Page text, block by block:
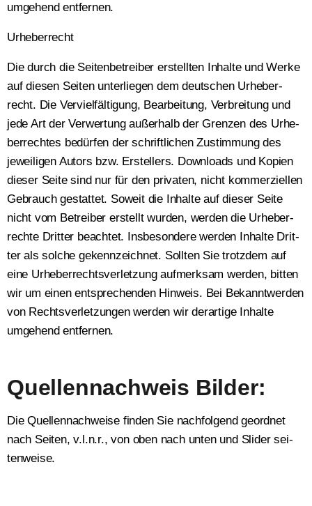
umge­hend ent­fer­nen.
Urhe­ber­recht
Die durch die Sei­ten­be­trei­ber erstell­ten Inhal­te und Wer­ke
auf die­sen Sei­ten unter­lie­gen dem deut­schen Urhe­ber­
recht. Die Ver­viel­fäl­ti­gung, Bear­bei­tung, Ver­brei­tung und
jede Art der Ver­wer­tung außer­halb der Gren­zen des Urhe­
ber­rech­tes bedür­fen der schrift­li­chen Zustim­mung des
jewei­li­gen Autors bzw. Erstel­lers. Down­loads und Kopien
die­ser Sei­te sind nur für den pri­va­ten, nicht kom­mer­zi­el­len
Gebrauch gestat­tet. Soweit die Inhal­te auf die­ser Sei­te
nicht vom Betrei­ber erstellt wur­den, wer­den die Urhe­ber­
rech­te Drit­ter beach­tet. Ins­be­son­de­re wer­den Inhal­te Drit­
ter als sol­che gekenn­zeich­net. Soll­ten Sie trotz­dem auf
eine Urhe­ber­rechts­ver­let­zung auf­merk­sam wer­den, bit­ten
wir um einen ent­spre­chen­den Hin­weis. Bei Bekannt­wer­den
von Rechts­ver­let­zun­gen wer­den wir der­ar­ti­ge Inhal­te
umge­hend ent­fer­nen.
Quellennachweis Bilder:
Die Quel­len­nach­wei­se fin­den Sie nach­fol­gend geord­net
nach Sei­ten, v.l.n.r., von oben nach unten und Slider sei­
ten­wei­se.